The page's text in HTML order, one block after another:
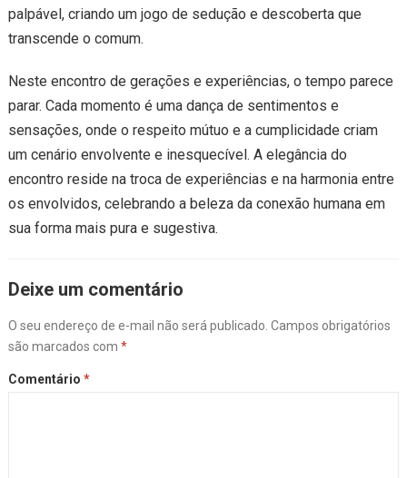
palpável, criando um jogo de sedução e descoberta que
transcende o comum.
Neste encontro de gerações e experiências, o tempo parece
parar. Cada momento é uma dança de sentimentos e
sensações, onde o respeito mútuo e a cumplicidade criam
um cenário envolvente e inesquecível. A elegância do
encontro reside na troca de experiências e na harmonia entre
os envolvidos, celebrando a beleza da conexão humana em
sua forma mais pura e sugestiva.
Deixe um comentário
O seu endereço de e-mail não será publicado. Campos obrigatórios
são marcados com *
Comentário *